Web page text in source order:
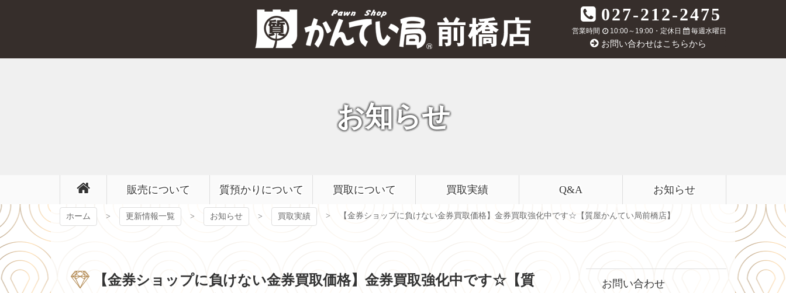
質屋かんてい局 前橋店
027-212-2475
営業時間 10:00～19:00・定休日 毎週水曜日
お問い合わせはこちらから
お知らせ
販売について 質預かりについて 買取について 買取実績 Q&A お知らせ
ホーム 更新情報一覧 お知らせ 買取実績 【金券ショップに負けない金券買取価格】金券買取強化中です☆【質屋かんてい局前橋店】
お問い合わせ
【金券ショップに負けない金券買取価格】金券買取強化中です☆【質